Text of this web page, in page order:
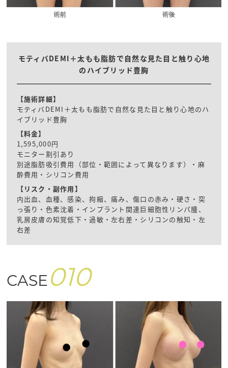
モティバDEMI＋太もも脂肪で自然な見た目と触り心地
のハイブリッド豊胸
【施術詳細】
モティバDEMI＋太もも脂肪で自然な見た目と触り心地のハ
イブリッド豊胸
【料金】
1,595,000円
モニター割引あり
別途脂肪吸引費用（部位・範囲によって異なります）・麻
酔費用・シリコン費用
【リスク・副作用】
内出血、血種、感染、拘縮、痛み、傷口の赤み・硬さ・突
っ張り・色素沈着・インプラント関連巨細胞性リンパ腫、
乳房皮膚の知覚低下・過敏・左右差・シリコンの触知・左
右差
CASE 010